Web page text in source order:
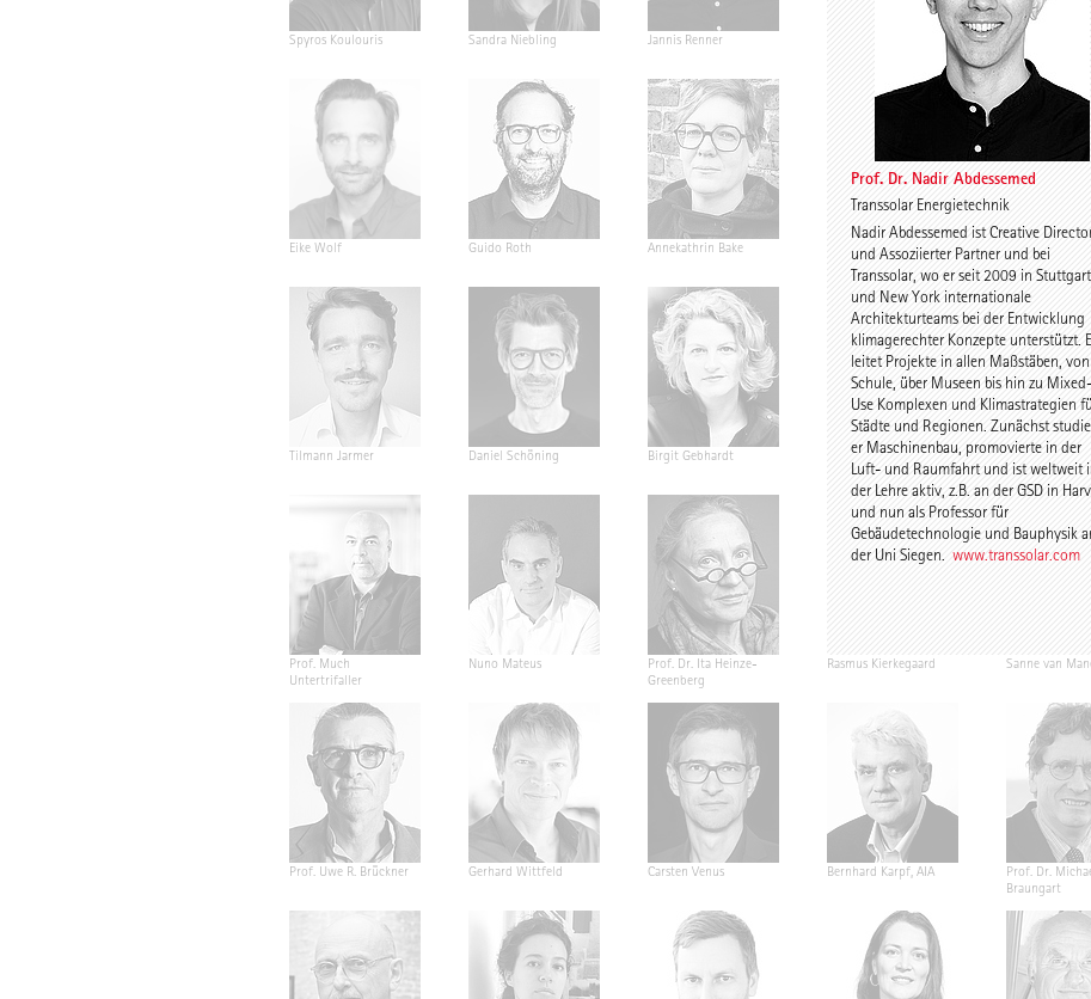
Spyros Koulouris Sandra Niebling Jannis Renner
Prof. Dr. Nadir
Abdessemed
Prof. Dr. Nadir Abdessemed
Transsolar Energietechnik
Nadir Abdessemed ist Creative
und Assoziierter Partner und bei
Transsolar, wo er seit 2009 in Stuttgart
und New York internationale
Architekturteams bei der Entwicklung
klimagerechter Konzepte unterstützt.
leitet Projekte in allen Maßstäben,
Schule, über Museen bis hin zu Mixed-
Use Komplexen und Klimastrategien
Städte und Regionen. Zunächst
er Maschinenbau, promovierte in der
Luft- und Raumfahrt und ist weltweit
der Lehre aktiv, z.B. an der GSD in
und nun als Professor für
Gebäudetechnologie und Bauphysik
der Uni Siegen. www.transsolar.com
Eike Wolf Guido Roth Annekathrin Bake
Caroline Nachtigall-
Marten
Prof. Petra
Floors
Tilmann Jarmer Daniel Schöning Birgit Gebhardt Antti Nousjoki Daniel Gebreiter
Prof. Much
Untertrifaller
Nuno Mateus
Prof. Dr. Ita Heinze-
Greenberg
Rasmus Kierkegaard Sanne van
Prof. Uwe R. Brückner Gerhard Wittfeld Carsten Venus Bernhard Karpf, AIA
Prof. Dr.
Braungart